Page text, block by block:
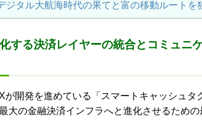
ジタル大航海時代の果てと富の移動ルートを
する決済レイヤーの統合とコミュニ
が開発を進めている「スマートキャッシュタ
大の金融決済インフラへと進化させるための